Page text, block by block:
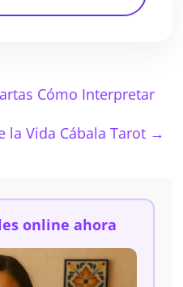
Cómo Interpretar
la Vida Cábala Tarot →
online ahora